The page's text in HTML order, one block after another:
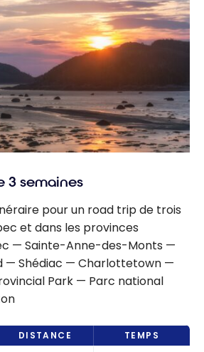
3 semaines
pour un road trip de trois
et dans les provinces
— Sainte-Anne-des-Monts —
— Shédiac — Charlottetown —
Park — Parc national
DISTANCE TEMPS